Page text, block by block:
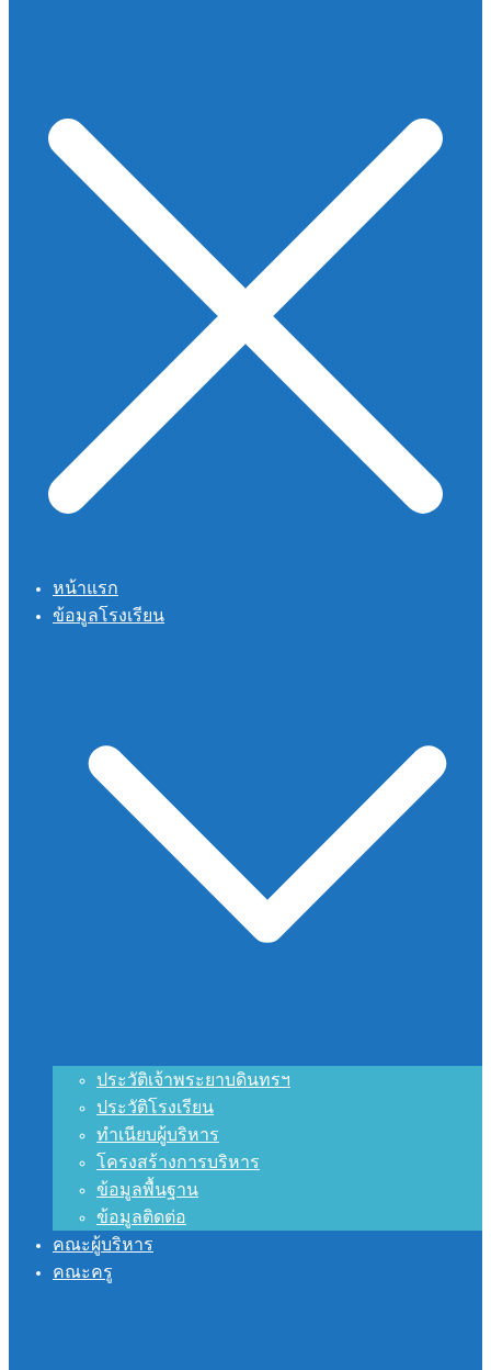
หน้าแรก
ข้อมูลโรงเรียน
ประวัติเจ้าพระยาบดินทรฯ
ประวัติโรงเรียน
ทำเนียบผู้บริหาร
โครงสร้างการบริหาร
ข้อมูลพื้นฐาน
ข้อมูลติดต่อ
คณะผู้บริหาร
คณะครู